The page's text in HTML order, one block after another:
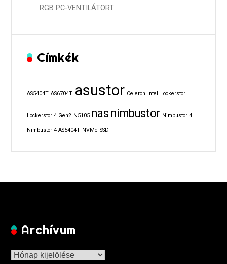
RGB PC-VENTILÁTORT
Címkék
AS5404T AS6704T asustor Celeron Intel Lockerstor
Lockerstor 4 Gen2 N5105 nas nimbustor Nimbustor 4
Nimbustor 4 AS5404T NVMe SSD
Archívum
Archívum